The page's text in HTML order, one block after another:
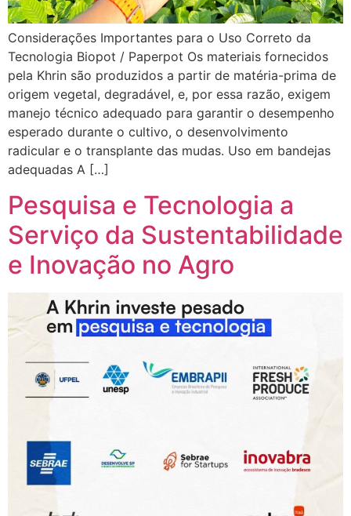
Considerações Importantes para o Uso Correto da
Tecnologia Biopot / Paperpot Os materiais fornecidos
pela Khrin são produzidos a partir de matéria-prima de
origem vegetal, degradável, e, por essa razão, exigem
manejo técnico adequado para garantir o desempenho
esperado durante o cultivo, o desenvolvimento
radicular e o transplante das mudas. Uso em bandejas
adequadas A […]
Pesquisa e Tecnologia a
Serviço da Sustentabilidade
e Inovação no Agro